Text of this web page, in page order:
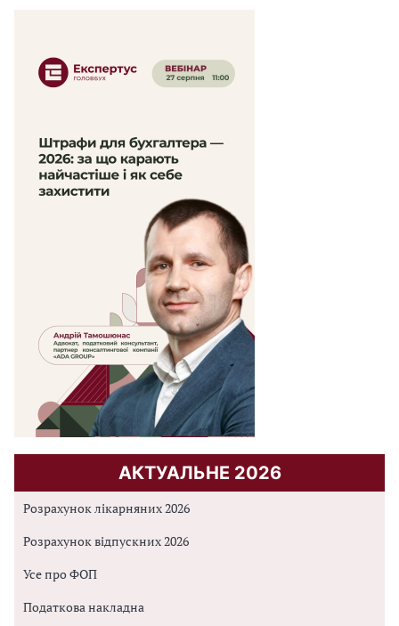
АКТУАЛЬНЕ 2026
Розрахунок лікарняних 2026
Розрахунок відпускних 2026
Усе про ФОП
Податкова накладна